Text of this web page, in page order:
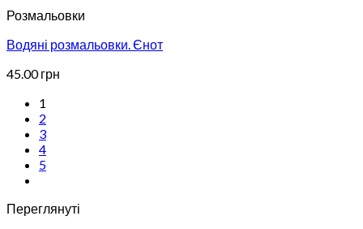
Розмальовки
Водяні розмальовки. Єнот
45.00грн
1
2
3
4
5
Переглянуті